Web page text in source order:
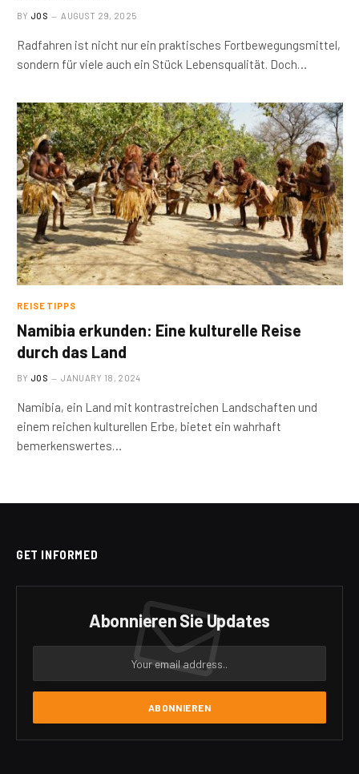
BY JOS AUGUST 29, 2025
Radfahren ist nicht nur ein praktisches Fortbewegungsmittel,
sondern für viele auch ein Stück Lebensqualität. Doch…
REISETIPPS
Namibia erkunden: Eine kulturelle Reise
durch das Land
BY JOS JANUARY 18, 2024
Namibia, ein Land mit kontrastreichen Landschaften und
einem reichen kulturellen Erbe, bietet ein wahrhaft
bemerkenswertes…
GET INFORMED
Abonnieren Sie Updates